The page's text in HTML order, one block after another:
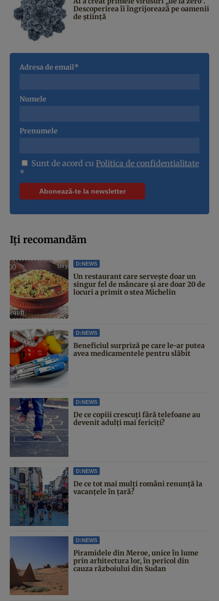
Descoperirea îi îngrijorează pe oamenii
de știință
Adresa de email*
Numele
Prenumele
Sunt de acord cu Politica de confidentialitate
*
Iți recomandăm
D:NEWS
Un restaurant care servește doar un
singur fel de mâncare și are doar 20 de
locuri a primit o stea Michelin
D:NEWS
Beneficiul surpriză pe care le-ar putea
avea medicamentele pentru slăbit
D:NEWS
De ce copiii crescuți fără telefoane au
devenit adulți mai fericiți?
D:NEWS
De ce tot mai mulți români renunță la
vacanțele în țară?
D:NEWS
Piramidele din Meroe, unice în lume
prin arhitectura lor, în pericol din
cauza războiului din Sudan